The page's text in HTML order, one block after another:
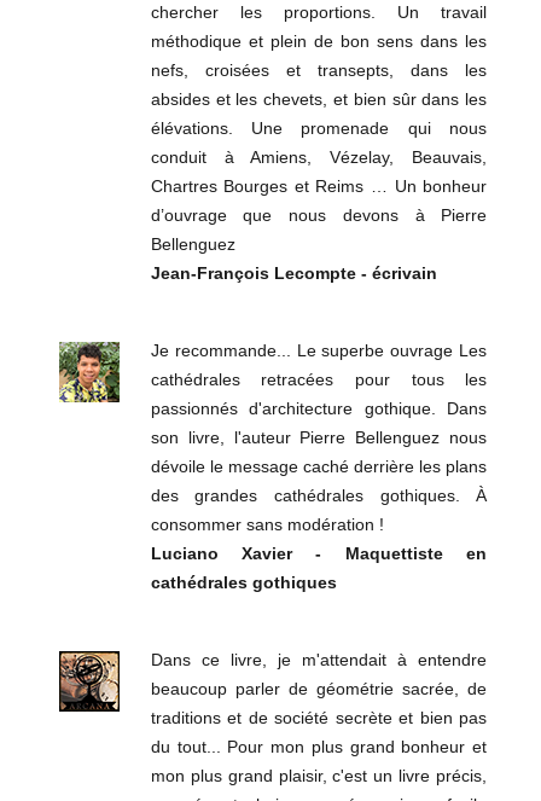
chercher les proportions. Un travail
méthodique et plein de bon sens dans les
nefs, croisées et transepts, dans les
absides et les chevets, et bien sûr dans les
élévations. Une promenade qui nous
conduit à Amiens, Vézelay, Beauvais,
Chartres Bourges et Reims … Un bonheur
d’ouvrage que nous devons à Pierre
Bellenguez
Jean-François Lecompte - écrivain
Je recommande... Le superbe ouvrage Les
cathédrales retracées pour tous les
passionnés d'architecture gothique. Dans
son livre, l'auteur Pierre Bellenguez nous
dévoile le message caché derrière les plans
des grandes cathédrales gothiques. À
consommer sans modération !
Luciano Xavier - Maquettiste en
cathédrales gothiques
Dans ce livre, je m'attendait à entendre
beaucoup parler de géométrie sacrée, de
traditions et de société secrète et bien pas
du tout... Pour mon plus grand bonheur et
mon plus grand plaisir, c'est un livre précis,